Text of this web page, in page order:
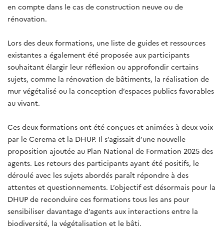
en compte dans le cas de construction neuve ou de
rénovation.
Lors des deux formations, une liste de guides et ressources
existantes a également été proposée aux participants
souhaitant élargir leur réflexion ou approfondir certains
sujets, comme la rénovation de bâtiments, la réalisation de
mur végétalisé ou la conception d’espaces publics favorables
au vivant.
Ces deux formations ont été conçues et animées à deux voix
par le Cerema et la DHUP. Il s’agissait d’une nouvelle
proposition ajoutée au Plan National de Formation 2025 des
agents. Les retours des participants ayant été positifs, le
déroulé avec les sujets abordés paraît répondre à des
attentes et questionnements. L’objectif est désormais pour la
DHUP de reconduire ces formations tous les ans pour
sensibiliser davantage d’agents aux interactions entre la
biodiversité, la végétalisation et le bâti.